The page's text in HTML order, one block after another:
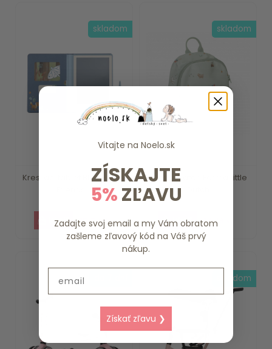
Kresliaci tablet Blue Forest
15.79 €
skladom
Detský batoh Farma Little
18.39 €
skladom
skladom
Vitajte na Noelo.sk
ZÍSKAJTE
5%ZĽAVU
Zadajte svoj email a my Vám obratom
zašleme zľavový kód na Váš prvý
nákup.
Získať zľavu ❯